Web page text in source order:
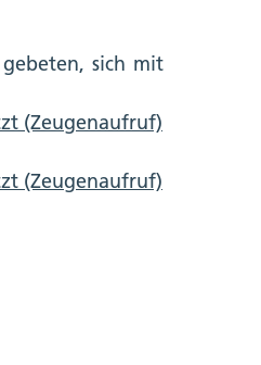
sich mit
(Zeugenaufruf)
(Zeugenaufruf)